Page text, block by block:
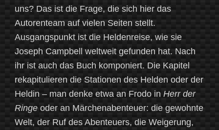
uns? Das ist die Frage, die sich hier das
Autorenteam auf vielen Seiten stellt.
Ausgangspunkt ist die Heldenreise, wie sie
Joseph Campbell weltweit gefunden hat. Nach
ihr ist auch das Buch komponiert. Die Kapitel
rekapitulieren die Stationen des Helden oder der
Heldin – man denke etwa an Frodo in Herr der
Ringe oder an Märchenabenteuer: die gewohnte
Welt, der Ruf des Abenteuers, die Weigerung,